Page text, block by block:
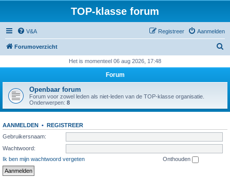
TOP-klasse forum
V&A Aanmelden
Registreer
Forumoverzicht
k
Het is momenteel 06 aug 2026, 17:48
Forum
Openbaar forum
Forum voor zowel leden als niet-leden van de TOP-klasse organisatie.
Onderwerpen: 8
AANMELDEN • REGISTREER
Gebruikersnaam:
Wachtwoord:
Ik ben mijn wachtwoord vergeten
Onthouden